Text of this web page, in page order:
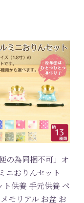
の為同梱不可」オ
ニおりんセット
ト供養 手元供養 ペ
モリアル お盆 お